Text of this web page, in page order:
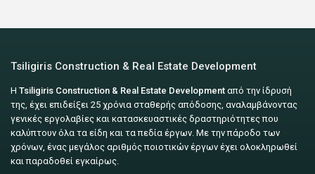
Tsiligiris Construction & Real Estate Development
ΗTsiligiris Construction & Real Estate Development από την ίδρυσή
της, έχει επιδείξει 25 χρόνια σταθερής απόδοσης, αναλαμβάνοντας
γενικές εργολαβίες και κατασκευαστικές δραστηριότητες που
καλύπτουν όλα τα είδη και τα πεδία έργων. Με την πάροδο των
χρόνων, ένας μεγάλος αριθμός ποιοτικών έργων έχει ολοκληρωθεί
και παραδοθεί εγκαίρως.